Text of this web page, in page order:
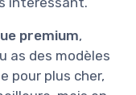
premium,
as des modèles
pour plus cher,